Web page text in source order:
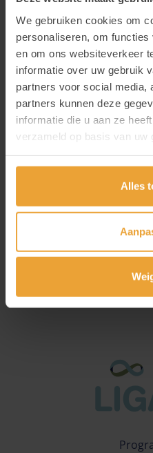
We gebruiken cookies om
personaliseren, om
en om ons websiteverkeer
informatie over uw gebruik
partners voor social media,
partners kunnen deze
informatie die u aan ze
verzameld op basis van uw
Alles
Lunch is niet
voorzien
boterhammen mee.
beschikbaar. Andere
je zelf.
Neem zeker ook jelaptop
Heb je nog vragen? Neem
is beperkt tot 20